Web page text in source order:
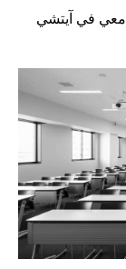
في آيتشي